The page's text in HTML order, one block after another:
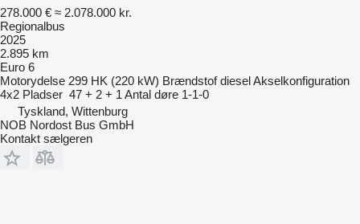
278.000 € ≈ 2.078.000 kr.
Regionalbus
2025
2.895 km
Euro 6
Motorydelse 299 HK (220 kW) Brændstof dieselAkselkonfiguration
4x2 Pladser 47 + 2 + 1 Antal døre 1-1-0
Tyskland, Wittenburg
NOB Nordost Bus GmbH
Kontakt sælgeren